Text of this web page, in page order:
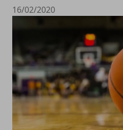
16/02/2020